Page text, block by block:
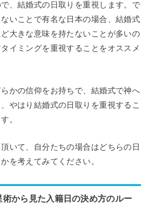
、結婚式の日取りを重視します。で
いことで有名な日本の場合、結婚式
大きな意味を持たないことが多いの
イミングを重視することをオススメ
かの信仰をお持ちで、結婚式で神へ
やはり結婚式の日取りを重視するこ
。
いて、自分たちの場合はどちらの日
を考えてみてください。
術から見た入籍日の決め方のルー